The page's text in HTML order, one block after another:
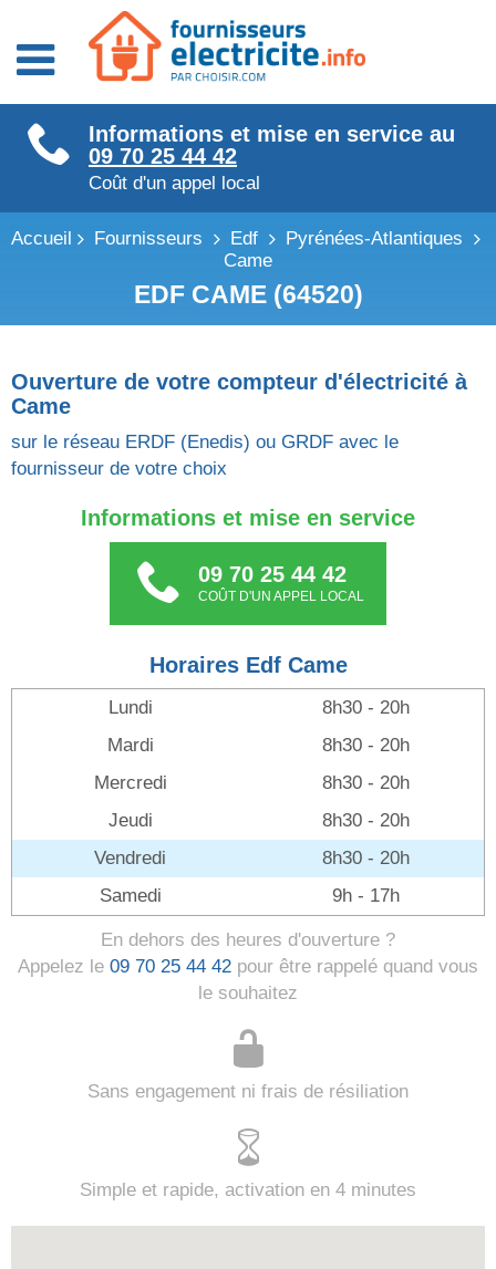
Fournisseurs énergie
Fournisseurs électricité
Fournisseurs gaz
Informations et mise en service au
09 70 25 44 42
Coût d'un appel local
Accueil Fournisseurs Edf
Pyrénées-Atlantiques
Came
EDF CAME (64520)
Ouverture de votre compteur d'électricité à
Came
sur le réseau ERDF (Enedis) ou GRDF avec le
fournisseur de votre choix
Informations et mise en service
09 70 25 44 42
COÛT D'UN APPEL LOCAL
Horaires Edf Came
Lundi
8h30 - 20h
Mardi
8h30 - 20h
Mercredi
8h30 - 20h
Jeudi
8h30 - 20h
Vendredi
8h30 - 20h
Samedi
9h - 17h
En dehors des heures d'ouverture ?
Appelez le 09 70 25 44 42 pour être rappelé quand vous
le souhaitez
Sans engagement ni frais de résiliation
Simple et rapide, activation en 4 minutes